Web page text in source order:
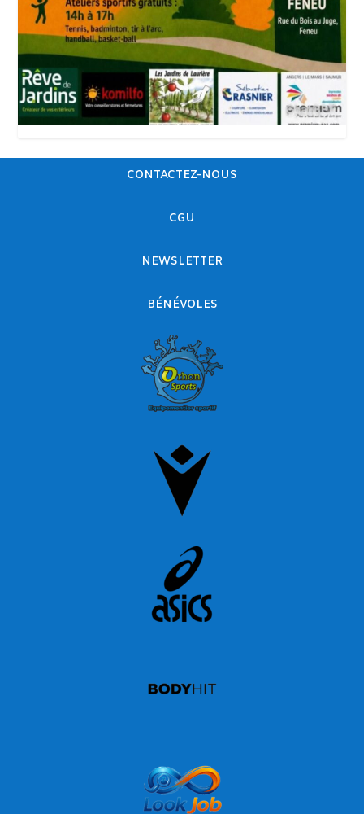
CONTACTEZ-NOUS
CGU
NEWSLETTER
BÉNÉVOLES